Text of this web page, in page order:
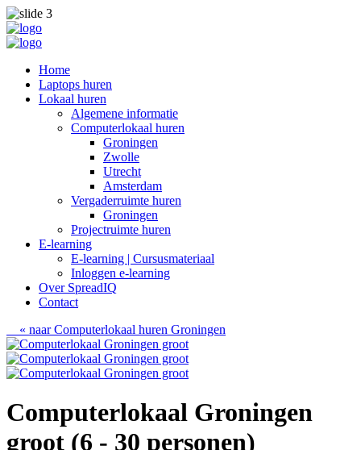
Home
Laptops huren
Lokaal huren
Algemene informatie
Computerlokaal huren
Groningen
Zwolle
Utrecht
Amsterdam
Vergaderruimte huren
Groningen
Projectruimte huren
E-learning
E-learning | Cursusmateriaal
Inloggen e-learning
Over SpreadIQ
Contact
« naar Computerlokaal huren Groningen
Computerlokaal Groningen
groot (6 - 30 personen)